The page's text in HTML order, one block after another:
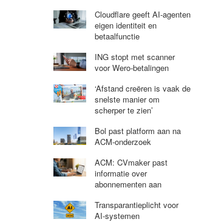
Cloudflare geeft AI-agenten
eigen identiteit en
betaalfunctie
ING stopt met scanner
voor Wero-betalingen
‘Afstand creëren is vaak de
snelste manier om
scherper te zien’
Bol past platform aan na
ACM-onderzoek
ACM: CVmaker past
informatie over
abonnementen aan
Transparantieplicht voor
AI-systemen